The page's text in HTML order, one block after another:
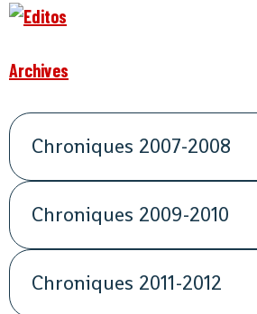
Archives
Chroniques 2007-2008
Chroniques 2009-2010
Chroniques 2011-2012